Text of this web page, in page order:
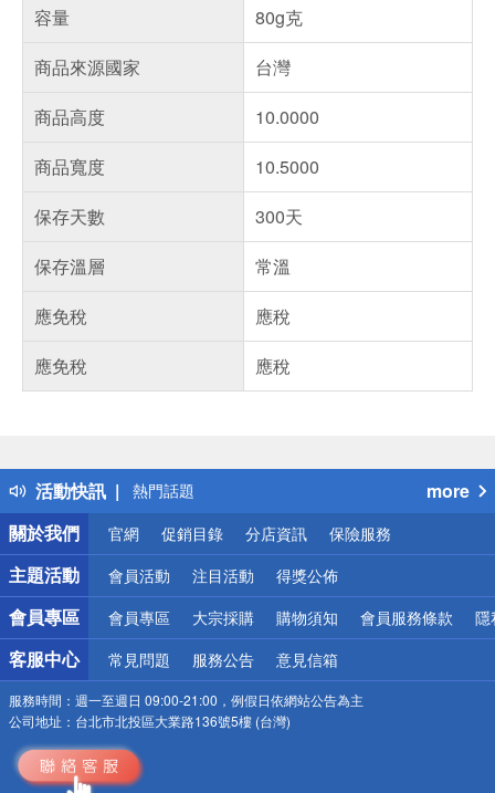
容量
80g克
商品來源國家
台灣
商品高度
10.0000
商品寬度
10.5000
保存天數
300天
保存溫層
常溫
應免稅
應稅
應免稅
應稅
活動快訊
得獎公告
熱門話題
銀行優惠
偏遠地區配送
詐騙網頁！請小心！
more
關於我們
官網 促銷目錄 分店資訊 保險服務
主題活動 會員活動 注目活動 得獎公佈
會員專區 會員專區 大宗採購 購物須知 會員服務條款 隱
客服中心 常見問題 服務公告 意見信箱
服務時間： 週一至週日 09:00-21:00，例假日依網站公告為主
公司地址： 台北市北投區大業路136號5樓 (台灣)